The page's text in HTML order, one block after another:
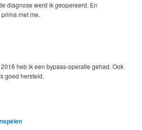
diagnose werd ik geopereerd. En
met me.
heb ik een bypass-operatie gehad. Ook
goed hersteld.